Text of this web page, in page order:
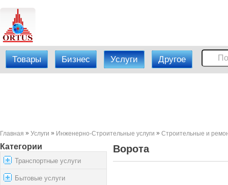
Товары Бизнес Услуги Другое
Главная » Услуги » Инженерно-Строительные услуги » Строительные и
Категории
Транспортные услуги
Бытовые услуги
Ворота